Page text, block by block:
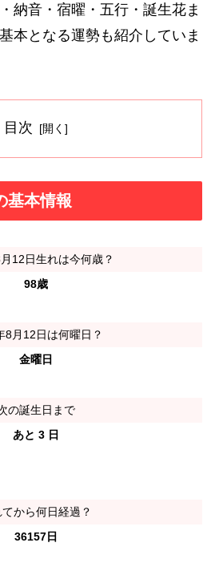
納音・宿曜・五行・誕生花ま
本となる運勢も紹介していま
目次
基本情報
12日生れは今何歳？
98歳
8月12日は何曜日？
金曜日
の誕生日まで
あと 3 日
から何日経過？
36157日